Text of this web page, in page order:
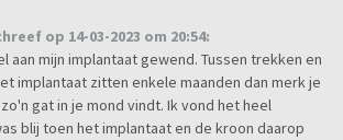
op 14-03-2023 om 20:54:
aan mijn implantaat gewend. Tussen trekken en
implantaat zitten enkele maanden dan merk je
gat in je mond vindt. Ik vond het heel
blij toen het implantaat en de kroon daarop